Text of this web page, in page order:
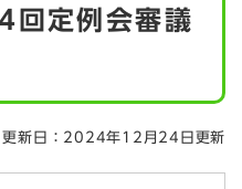
回定例会審議
更新日：2024年12月24日更新